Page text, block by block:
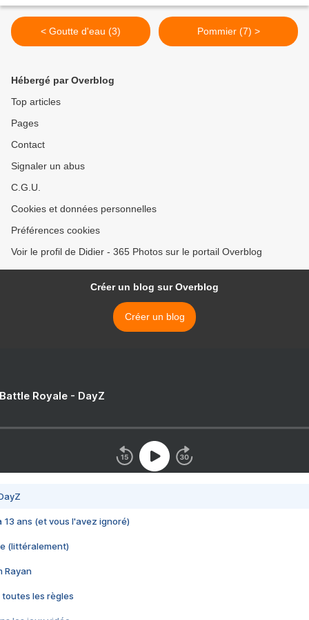
< Goutte d'eau (3) Pommier (7) >
Hébergé par Overblog
Top articles
Pages
Contact
Signaler un abus
C.G.U.
Cookies et données personnelles
Préférences cookies
Voir le profil de Didier - 365 Photos sur le portail Overblog
Créer un blog sur Overblog
Créer un blog
Royale - DayZ
13 ans (et vous l'avez ignoré)
(littéralement)
Rayan
toutes les règles